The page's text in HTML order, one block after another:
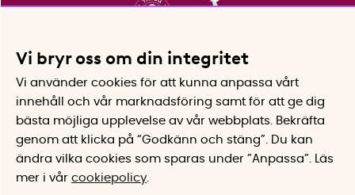
Vi bryr oss om din integritet
Vi använder cookies för att kunna anpassa vårt
innehåll och vår marknadsföring samt för att ge dig
bästa möjliga upplevelse av vår webbplats.
Bekräfta
genom att klicka på “Godkänn och stäng”. Du kan
ändra vilka cookies som sparas under ”Anpassa”.
Läs
mer i vår cookiepolicy